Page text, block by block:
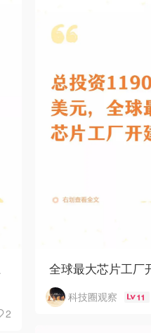
2
全球最大芯片工厂
科技圈观察 11